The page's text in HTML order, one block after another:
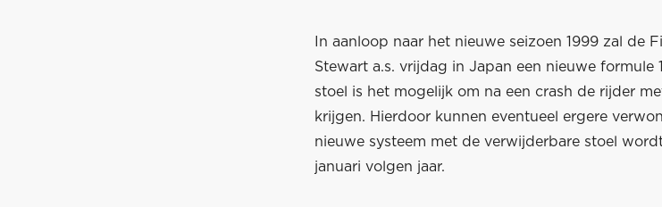
In aanloop naar het nieuwe seizoen 1999 zal de
Stewart a.s. vrijdag in Japan een nieuwe formule
stoel is het mogelijk om na een crash de rijder
krijgen. Hierdoor kunnen eventueel ergere
nieuwe systeem met de verwijderbare stoel
januari volgen jaar.